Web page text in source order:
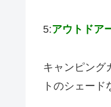
5:アウトドア
キャンピング
トのシェー